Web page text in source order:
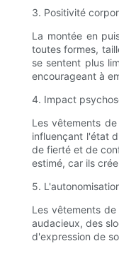
3. Positivité
La montée en
toutes formes,
se sentent plus
encourageant à
4. Impact
Les vêtements
influençant l'état
de fierté et de
estimé, car ils
5.
Les vêtements
audacieux, des
d'expression de